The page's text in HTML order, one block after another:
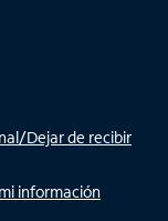
Dejar de recibir
información